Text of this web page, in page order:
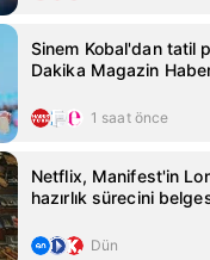
Sinem Kobal'dan tatil
Dakika Magazin
1 saat önce
Netflix, Manifest'in
hazırlık sürecini
Dün